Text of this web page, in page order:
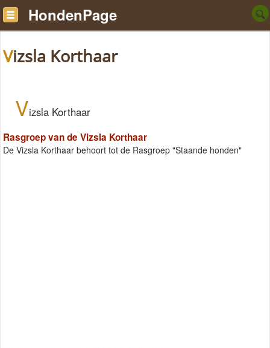
HondenPage
Vizsla Korthaar
Vizsla Korthaar
Rasgroep van de Vizsla Korthaar
De Vizsla Korthaar behoort tot de Rasgroep "Staande honden"